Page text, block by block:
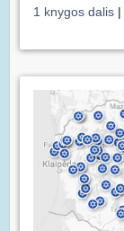
1 knygos dalis |